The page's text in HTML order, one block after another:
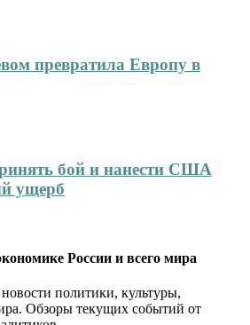
превратила Европу в
бой и нанести США
ущерб
России и всего мира
политики, культуры,
Обзоры текущих событий от